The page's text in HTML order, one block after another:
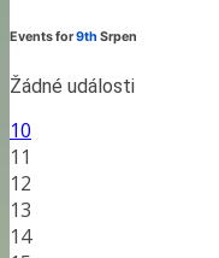
Events for9th Srpen
Žádné události
10
11
12
13
14